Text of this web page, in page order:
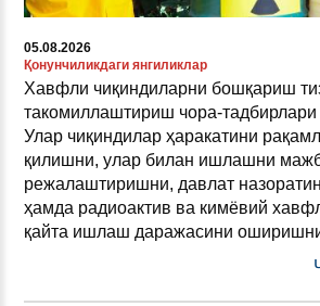
05.08.2026
Қонунчиликдаги янгиликлар
Хавфли чиқиндиларни бошқариш
такомиллаштириш чора-тадбирлари
Улар чиқиндилар ҳаракатини
қилишни, улар билан ишлашни
режалаштиришни, давлат
ҳамда радиоактив ва кимёвий
қайта ишлаш даражасини оширишни